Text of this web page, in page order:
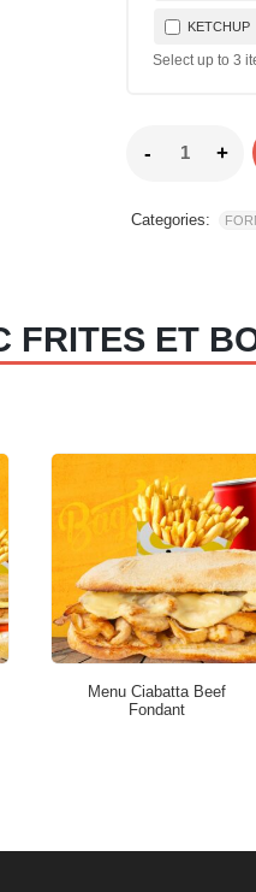
KETCHUP
Select up to 3
Categories:
FRITES ET
Menu Ciabatta Beef
Fondant